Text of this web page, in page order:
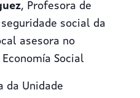
, Profesora de
social da
asesora no
Social
da Unidade